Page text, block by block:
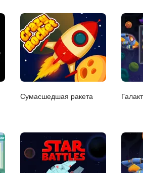
Сумасшедшая ракета